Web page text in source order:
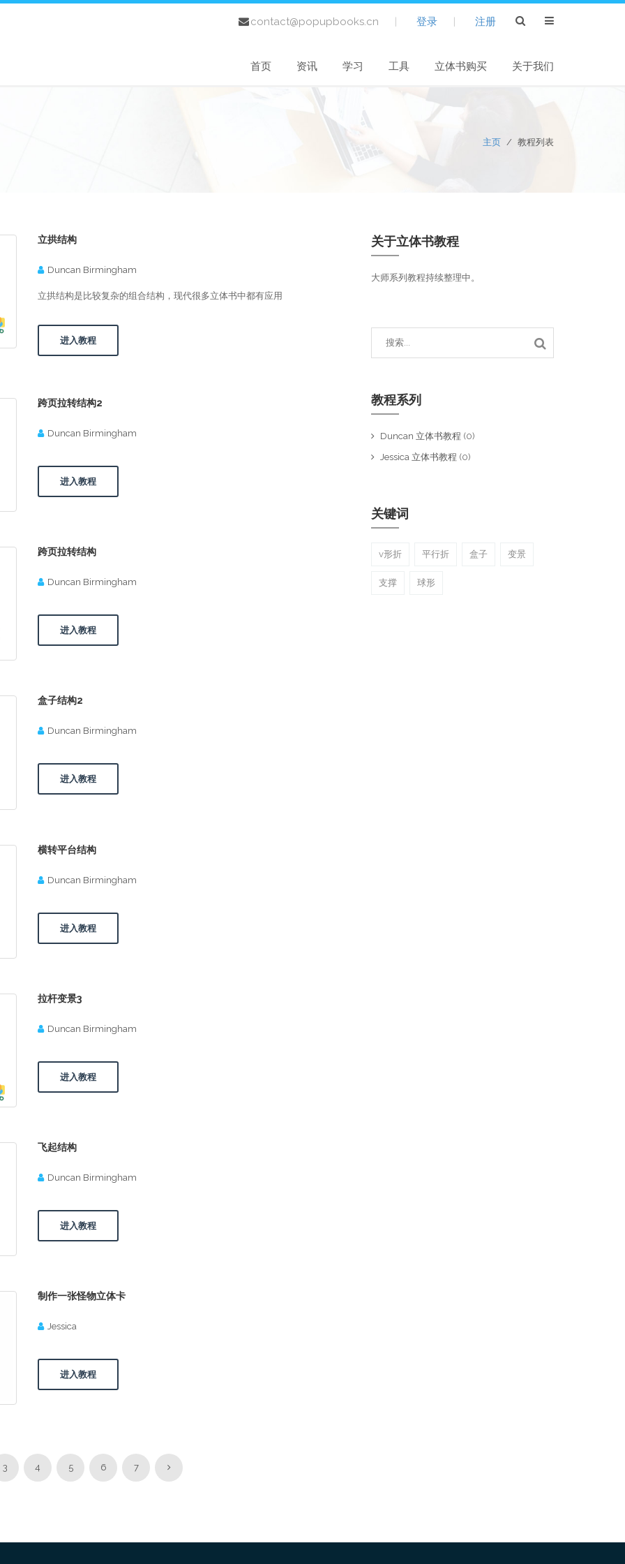
contact@popupbooks.cn | 登录 | 注册
首页 资讯 学习 工具 立体书购买 关于我们
主页 / 教程列表
立拱结构
Duncan Birmingham
立拱结构是比较复杂的组合结构，现代很多立体书中都有应用
进入教程
跨页拉转结构2
Duncan Birmingham
进入教程
跨页拉转结构
Duncan Birmingham
进入教程
盒子结构2
Duncan Birmingham
进入教程
横转平台结构
Duncan Birmingham
进入教程
拉杆变景3
Duncan Birmingham
进入教程
飞起结构
Duncan Birmingham
进入教程
制作一张怪物立体卡
Jessica
进入教程
3 4 5 6 7
关于立体书教程
大师系列教程持续整理中。
教程系列
Duncan 立体书教程 (0)
Jessica 立体书教程 (0)
关键词
v形折 平行折 盒子 变景
支撑 球形